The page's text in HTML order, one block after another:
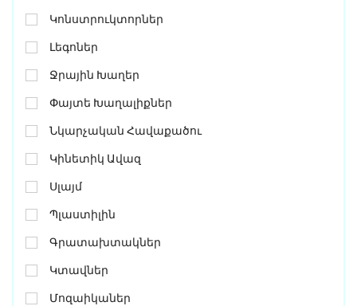
Կոնստրուկտորներ
Լեգոներ
Ջրային Խաղեր
Փայտե Խաղալիքներ
Նկարչական Հավաքածու
Կինետիկ Ավազ
Սլայմ
Պլաստիլին
Գրատախտակներ
Կտավներ
Մոզաիկաներ